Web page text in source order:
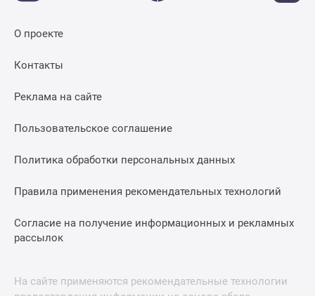
О проекте
Контакты
Реклама на сайте
Пользовательское соглашение
Политика обработки персональных данных
Правила применения рекомендательных технологий
Согласие на получение информационных и рекламных
рассылок
На сайте применяются рекомендательные технологии